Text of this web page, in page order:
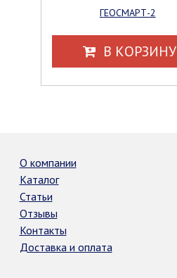
ГЕОСМАРТ-2
В КОРЗИНУ
О компании
Каталог
Статьи
Отзывы
Контакты
Доставка и оплата